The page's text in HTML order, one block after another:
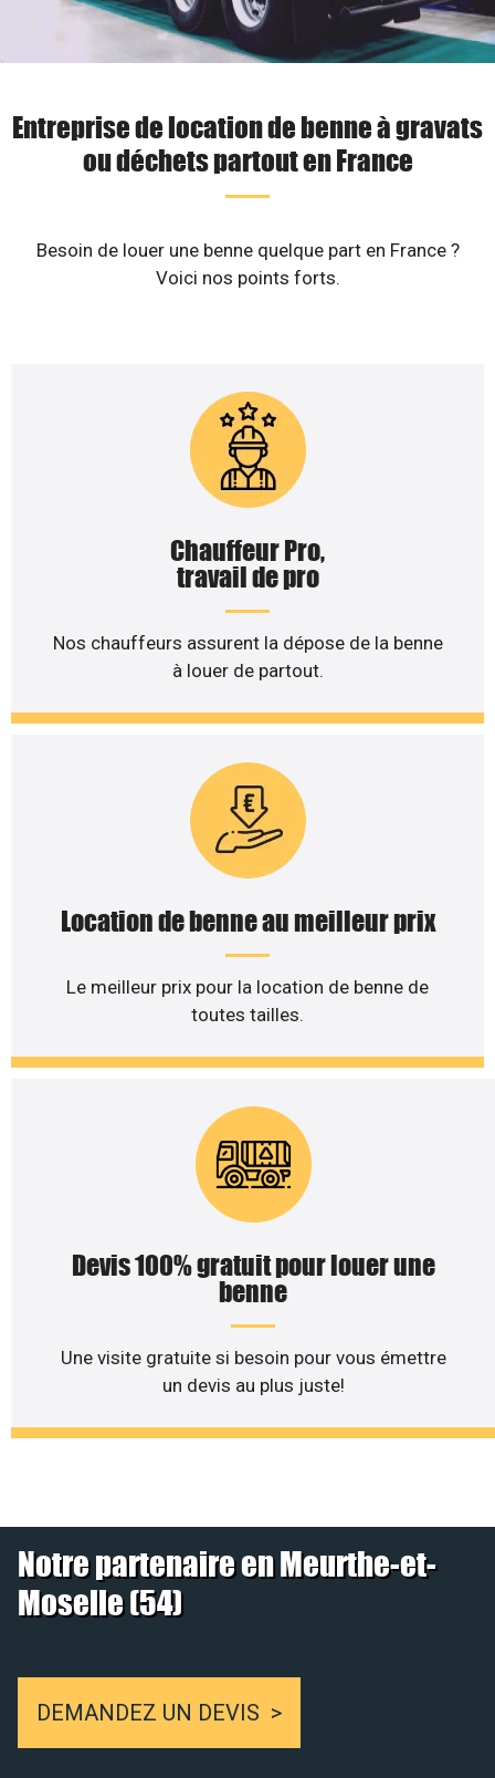
Entreprise de location de benne à gravats
ou déchets partout en France
Besoin de louer une benne quelque part en France ?
Voici nos points forts.
Chauffeur Pro,
travail de pro
Nos chauffeurs assurent la dépose de la benne
à louer de partout.
Location de benne au meilleur prix
Le meilleur prix pour la location de benne de
toutes tailles.
Devis 100% gratuit pour louer une
benne
Une visite gratuite si besoin pour vous émettre
un devis au plus juste!
Notre partenaire en Meurthe-et-
Moselle (54)
DEMANDEZ UN DEVIS